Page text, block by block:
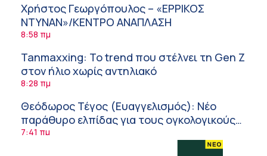
Χρήστος Γεωργόπουλος – «ΕΡΡΙΚΟΣ
ΝΤΥΝΑΝ»/ΚΕΝΤΡΟ ΑΝΑΠΛΑΣΗ
8:58 πμ
Tanmaxxing: To trend που στέλνει τη Gen Z
στον ήλιο χωρίς αντηλιακό
8:28 πμ
Θεόδωρος Τέγος (Ευαγγελισμός): Νέο
παράθυρο ελπίδας για τους ογκολογικούς
ασθενείς μέσω κλινικών δοκιμών
7:41 πμ